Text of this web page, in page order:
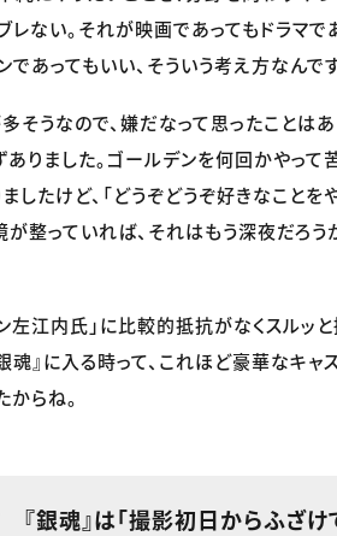
ない。それが映画であってもドラマで
あってもいい、そういう考え方なんで
そうなので、嫌だなって思ったことはあ
りました。ゴールデンを何回かやって
たけど、「どうぞどうぞ好きなことを
整っていれば、それはもう深夜だろう
左江内氏」に比較的抵抗がなくスルッ
魂』に入る時って、これほど豪華なキャ
からね。
銀魂』は「撮影初日からふざけ